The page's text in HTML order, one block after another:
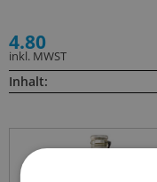
4.80
inkl. MWST
Inhalt: